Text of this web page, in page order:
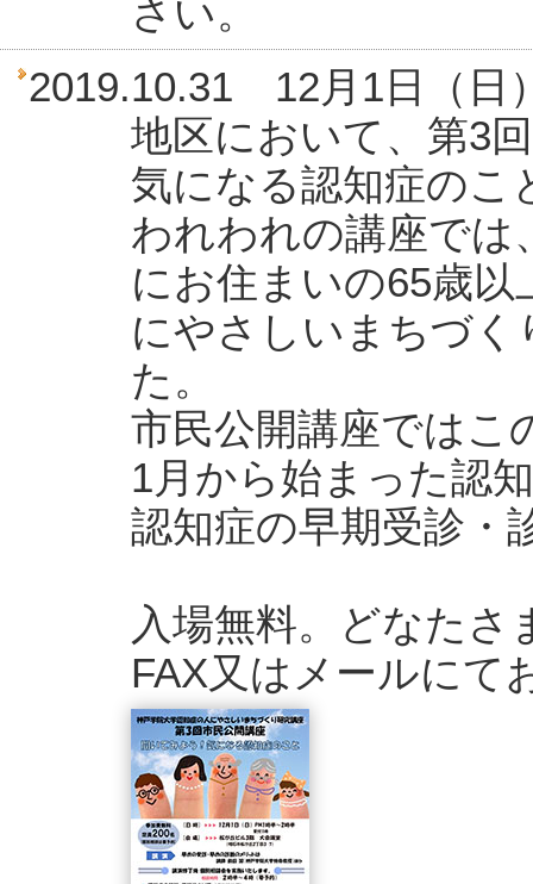
さい。
2019.10.31 12月1日（日
地区において、第3
気になる認知症のこ
われわれの講座では
にお住まいの65歳
にやさしいまちづ
た。
市民公開講座ではこ
1月から始まった認
認知症の早期受診・
入場無料。どなた
FAX又はメールにて